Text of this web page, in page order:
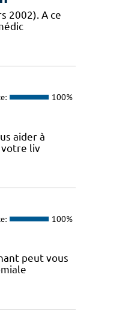
2002). A ce
100%
aider à
votre liv
100%
peut vous